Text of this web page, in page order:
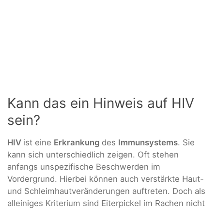
Kann das ein Hinweis auf HIV
sein?
HIV ist eine Erkrankung des Immunsystems. Sie
kann sich unterschiedlich zeigen. Oft stehen
anfangs unspezifische Beschwerden im
Vordergrund. Hierbei können auch verstärkte Haut-
und Schleimhautveränderungen auftreten. Doch als
alleiniges Kriterium sind Eiterpickel im Rachen nicht